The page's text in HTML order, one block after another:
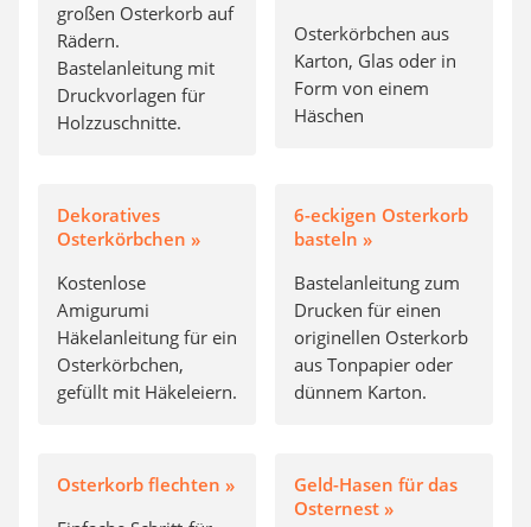
großen Osterkorb auf
Rädern.
Bastelanleitung mit
Druckvorlagen für
Holzzuschnitte.
Osterkörbchen aus
Karton, Glas oder in
Form von einem
Häschen
Dekoratives
Osterkörbchen »
Kostenlose
Amigurumi
Häkelanleitung für ein
Osterkörbchen,
gefüllt mit Häkeleiern.
6-eckigen Osterkorb
basteln »
Bastelanleitung zum
Drucken für einen
originellen Osterkorb
aus Tonpapier oder
dünnem Karton.
Osterkorb flechten »
Geld-Hasen für das
Osternest »